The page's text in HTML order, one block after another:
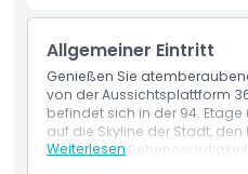
Highlights
Inklusivleistungen
Allgemeiner Eintritt
Genießen Sie
von der Aussichtsplattform
befindet sich in der 94.
auf die Skyline der Stadt,
wichtigsten
Weiterlesen